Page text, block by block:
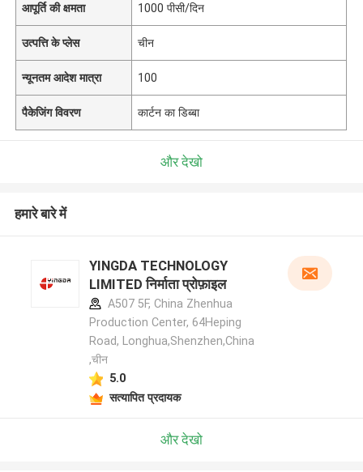
आपूर्ति की क्षमता 1000 पीसी/दिन
उत्पत्ति के प्लेस चीन
न्यूनतम आदेश मात्रा 100
पैकेजिंग विवरण कार्टन का डिब्बा
और देखो
हमारे बारे में
YINGDA TECHNOLOGY
LIMITED निर्माता प्रोफ़ाइल
A507 5F, China Zhenhua
Production Center, 64Heping
Road, Longhua,Shenzhen,China
,चीन
5.0
सत्यापित प्रदायक
और देखो